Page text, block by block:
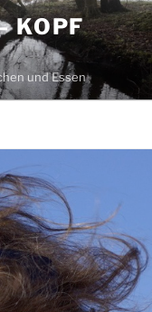
KOPF
und Essen